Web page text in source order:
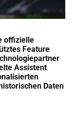
offizielle
Feature
Assistent
Daten